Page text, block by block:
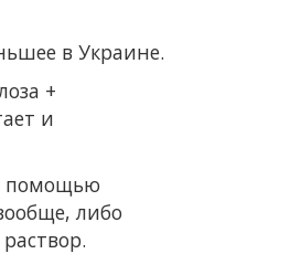
в Украине.
+
и
помощью
либо